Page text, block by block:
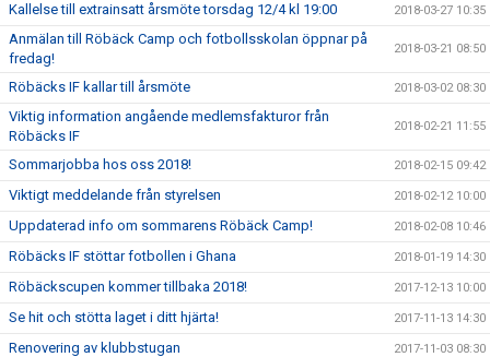
Kallelse till extrainsatt årsmöte torsdag 12/4 kl 19:00 2018-03-27 10:35
Anmälan till Röbäck Camp och fotbollsskolan öppnar på
fredag!
2018-03-21 08:50
Röbäcks IF kallar till årsmöte 2018-03-02 08:30
Viktig information angående medlemsfakturor från
Röbäcks IF
2018-02-21 11:55
Sommarjobba hos oss 2018! 2018-02-15 09:42
Viktigt meddelande från styrelsen 2018-02-12 10:00
Uppdaterad info om sommarens Röbäck Camp! 2018-02-08 10:46
Röbäcks IF stöttar fotbollen i Ghana 2018-01-19 14:30
Röbäckscupen kommer tillbaka 2018! 2017-12-13 10:00
Se hit och stötta laget i ditt hjärta! 2017-11-13 14:30
Renovering av klubbstugan 2017-11-03 08:30